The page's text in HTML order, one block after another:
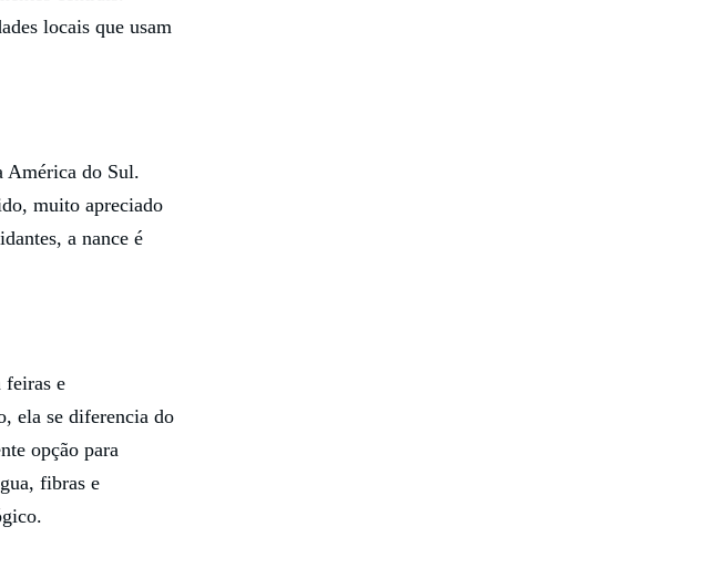
locais que usam
América do Sul.
muito apreciado
a nance é
feiras e
ela se diferencia do
opção para
fibras e